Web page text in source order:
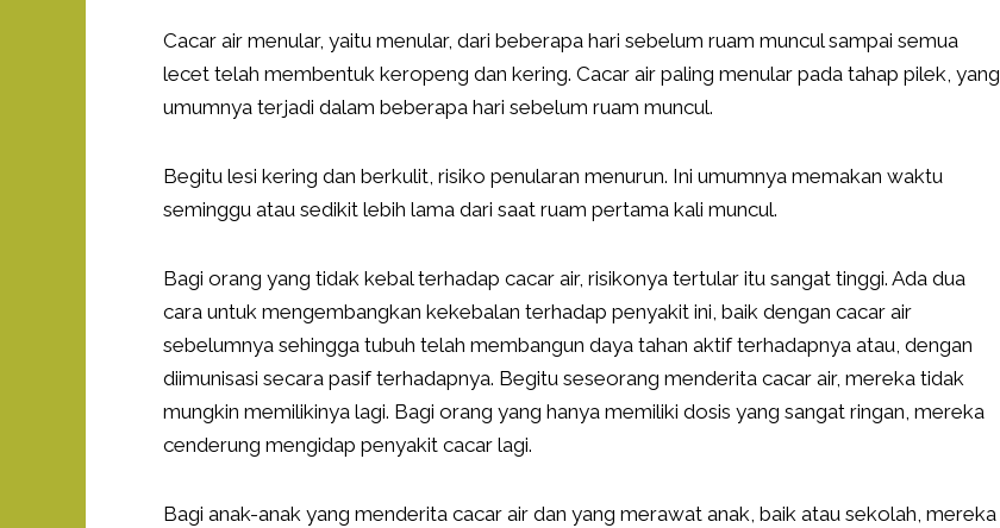
Cacar air menular, yaitu menular, dari beberapa hari sebelum ruam muncul sampai semua
lecet telah membentuk keropeng dan kering. Cacar air paling menular pada tahap pilek, yang
umumnya terjadi dalam beberapa hari sebelum ruam muncul.
Begitu lesi kering dan berkulit, risiko penularan menurun. Ini umumnya memakan waktu
seminggu atau sedikit lebih lama dari saat ruam pertama kali muncul.
Bagi orang yang tidak kebal terhadap cacar air, risikonya tertular itu sangat tinggi. Ada dua
cara untuk mengembangkan kekebalan terhadap penyakit ini, baik dengan cacar air
sebelumnya sehingga tubuh telah membangun daya tahan aktif terhadapnya atau, dengan
diimunisasi secara pasif terhadapnya. Begitu seseorang menderita cacar air, mereka tidak
mungkin memilikinya lagi. Bagi orang yang hanya memiliki dosis yang sangat ringan, mereka
cenderung mengidap penyakit cacar lagi.
Bagi anak-anak yang menderita cacar air dan yang merawat anak, baik atau sekolah, mereka